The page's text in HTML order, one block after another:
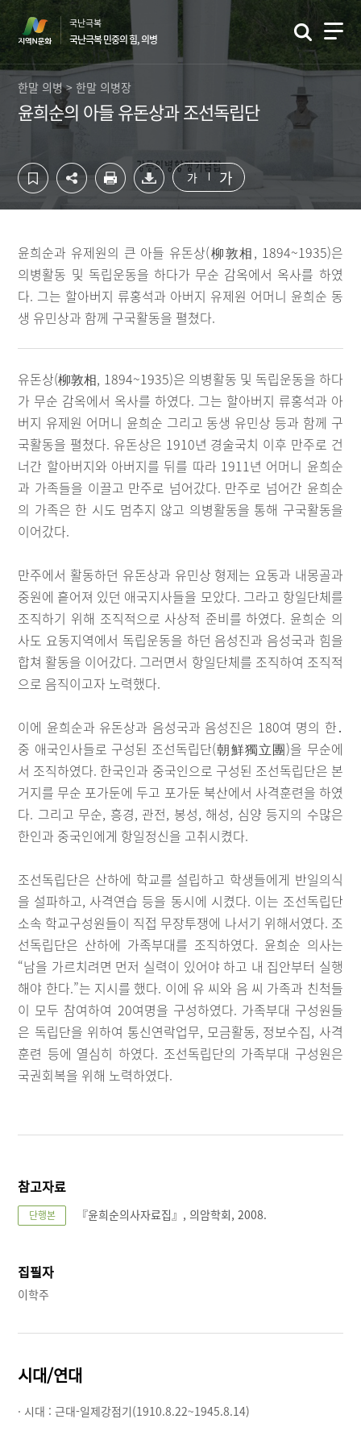
컨
츠
영
하
영
역
국난극복
국난극복 민중의 힘, 의병
한말 의병 > 한말 의병장
윤희순의 아들 유돈상과 조선독립단
가 가
윤희순과 유제원의 큰 아들 유돈상(柳敦相, 1894~1935)은
의병활동 및 독립운동을 하다가 무순 감옥에서 옥사를 하였
다. 그는 할아버지 류홍석과 아버지 유제원 어머니 윤희순 동
생 유민상과 함께 구국활동을 펼쳤다.
유돈상(柳敦相, 1894~1935)은 의병활동 및 독립운동을 하다
가 무순 감옥에서 옥사를 하였다. 그는 할아버지 류홍석과 아
버지 유제원 어머니 윤희순 그리고 동생 유민상 등과 함께 구
국활동을 펼쳤다. 유돈상은 1910년 경술국치 이후 만주로 건
너간 할아버지와 아버지를 뒤를 따라 1911년 어머니 윤희순
과 가족들을 이끌고 만주로 넘어갔다. 만주로 넘어간 윤희순
의 가족은 한 시도 멈추지 않고 의병활동을 통해 구국활동을
이어갔다.
만주에서 활동하던 유돈상과 유민상 형제는 요동과 내몽골과
중원에 흩어져 있던 애국지사들을 모았다. 그라고 항일단체를
조직하기 위해 조직적으로 사상적 준비를 하였다. 윤희순 의
사도 요동지역에서 독립운동을 하던 음성진과 음성국과 힘을
합쳐 활동을 이어갔다. 그러면서 항일단체를 조직하여 조직적
으로 음직이고자 노력했다.
이에 윤희순과 유돈상과 음성국과 음성진은 180여 명의 한․
중 애국인사들로 구성된 조선독립단(朝鮮獨立團)을 무순에
서 조직하였다. 한국인과 중국인으로 구성된 조선독립단은 본
거지를 무순 포가둔에 두고 포가둔 북산에서 사격훈련을 하였
다. 그리고 무순, 흥경, 관전, 봉성, 해성, 심양 등지의 수많은
한인과 중국인에게 항일정신을 고취시켰다.
조선독립단은 산하에 학교를 설립하고 학생들에게 반일의식
을 설파하고, 사격연습 등을 동시에 시켰다. 이는 조선독립단
소속 학교구성원들이 직접 무장투쟁에 나서기 위해서였다. 조
선독립단은 산하에 가족부대를 조직하였다. 윤희순 의사는
“남을 가르치려면 먼저 실력이 있어야 하고 내 집안부터 실행
해야 한다.”는 지시를 했다. 이에 유 씨와 음 씨 가족과 친척들
이 모두 참여하여 20여명을 구성하였다. 가족부대 구성원들
은 독립단을 위하여 통신연락업무, 모금활동, 정보수집, 사격
훈련 등에 열심히 하였다. 조선독립단의 가족부대 구성원은
국권회복을 위해 노력하였다.
참고자료
단행본 『윤희순의사자료집』, 의암학회, 2008.
집필자
이학주
시대/연대
· 시대 :근대-일제강점기(1910.8.22~1945.8.14)